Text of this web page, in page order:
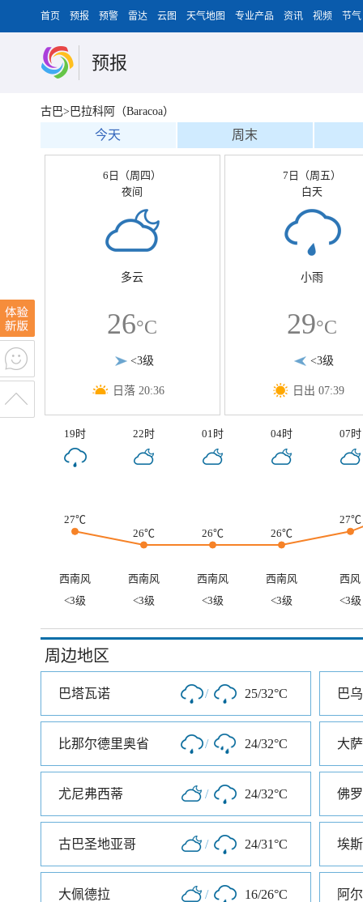
首页 预报 预警 雷达 云图 天气地图 专业产品 资讯 视频 节气
预报
古巴>巴拉科阿（Baracoa）
今天 周末
6日（周四）
夜间
多云
26°C
<3级
日落 20:36
7日（周五）
白天
小雨
29°C
<3级
日出 07:39
19时 22时 01时 04时 07时
27℃
26℃
26℃ 26℃
27℃
西南风 西南风 西南风 西南风
西风
<3级
<3级 <3级 <3级 <3级
周边地区
巴塔瓦诺 / 25/32°C 巴
比那尔德里奥省 / 24/32°C 大
尤尼弗西蒂 / 24/32°C 佛
古巴圣地亚哥 / 24/31°C 埃
大佩德拉 / 16/26°C 阿